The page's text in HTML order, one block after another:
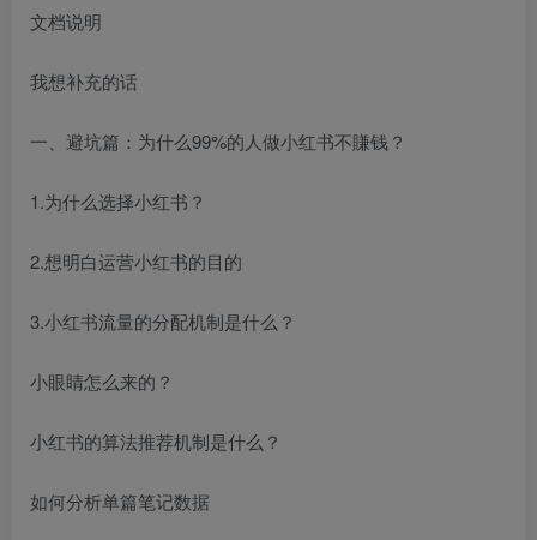
文档说明
我想补充的话
一、避坑篇：为什么99%的人做小红书不賺钱？
1.为什么选择小红书？
2.想明白运营小红书的目的
3.小红书流量的分配机制是什么？
小眼睛怎么来的？
小红书的算法推荐机制是什么？
如何分析单篇笔记数据